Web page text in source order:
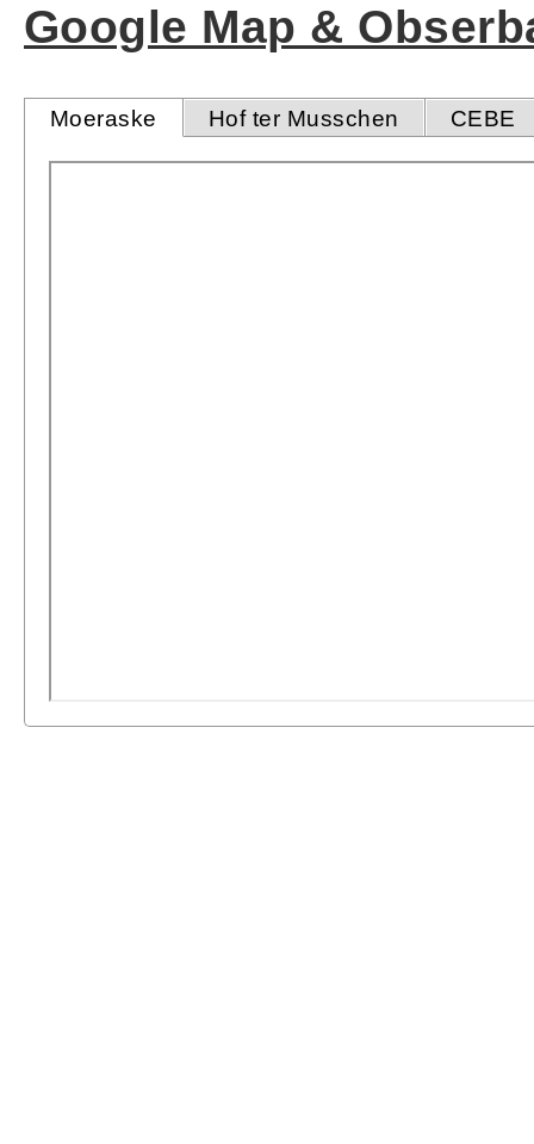
Google Map &
Moeraske Hof ter Musschen CEBE